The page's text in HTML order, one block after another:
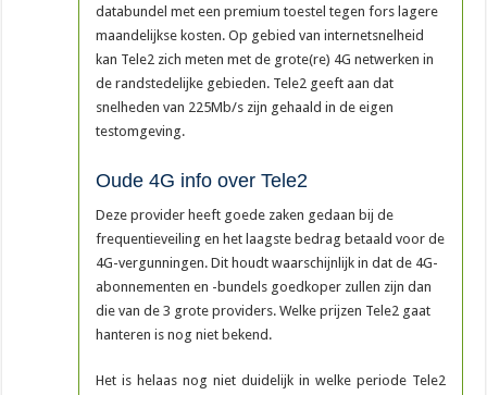
databundel met een premium toestel tegen fors lagere
maandelijkse kosten. Op gebied van internetsnelheid
kan Tele2 zich meten met de grote(re) 4G netwerken in
de randstedelijke gebieden. Tele2 geeft aan dat
snelheden van 225Mb/s zijn gehaald in de eigen
testomgeving.
Oude 4G info over Tele2
Deze provider heeft goede zaken gedaan bij de
frequentieveiling en het laagste bedrag betaald voor de
4G-vergunningen. Dit houdt waarschijnlijk in dat de 4G-
abonnementen en -bundels goedkoper zullen zijn dan
die van de 3 grote providers. Welke prijzen Tele2 gaat
hanteren is nog niet bekend.
Het is helaas nog niet duidelijk in welke periode Tele2